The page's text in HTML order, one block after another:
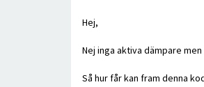
Hej,
Nej inga aktiva dämpare
Så hur får kan fram denna